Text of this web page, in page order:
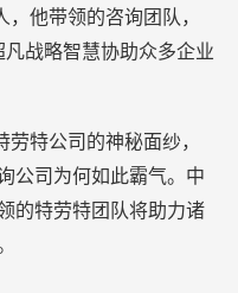
他带领的咨询团队，
凡战略智慧协助众多企业
特公司的神秘面纱，
公司为何如此霸气。中
的特劳特团队将助力诸